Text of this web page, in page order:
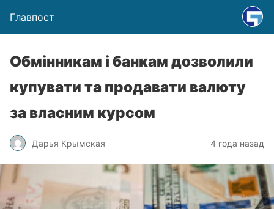
Главпост
Обмінникам і банкам дозволили
купувати та продавати валюту
за власним курсом
Дарья Крымская 4 года назад